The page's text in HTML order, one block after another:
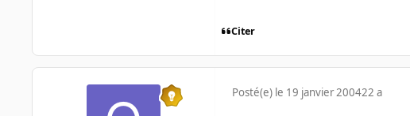
Citer
Posté(e) le 19 janvier 200422 a